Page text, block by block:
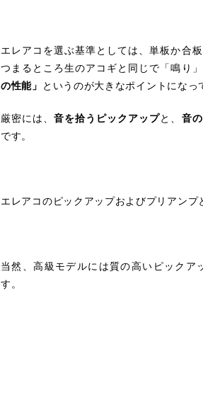
エレアコを選ぶ基準としては、単板か合
つまるところ生のアコギと同じで「鳴り
の性能」
というのが大きなポイントになっ
厳密には、音を拾うピックアップと、 音
です。
エレアコのピックアップおよびプリアンプ
当然、高級モデルには質の高いピックア
す。